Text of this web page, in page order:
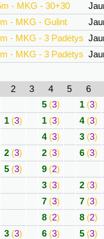
- MKG - 30+30
- MKG - Gulint
- MKG - 3 Padėtys
- MKG - 3 Padėtys
2 3 4 5 6
5 (3) 1 (3)
1 (3) 1 (3) 4(3)
4(3) 3 (3)
2 (3) 2 (3) 6 (3)
5 (3) 9 (2)
3 (3) 2 (3)
7 (3) 7 (3)
8 (2) 8 (2)
3 (3) 6 (3) 5 (3)